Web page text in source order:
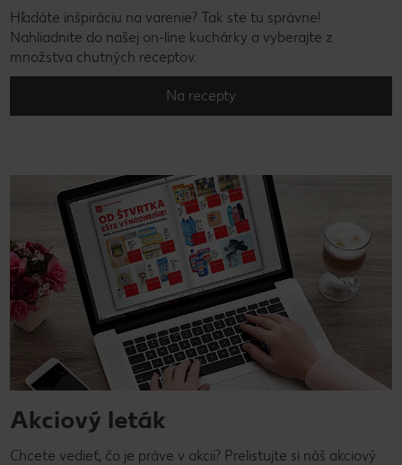
Hľadáte inšpiráciu na varenie? Tak ste tu správne!
Nahliadnite do našej on-line kuchárky a vyberajte z
množstva chutných receptov.
Na recepty
Akciový leták
Chcete vedieť, čo je práve v akcii? Prelistujte si náš akciový